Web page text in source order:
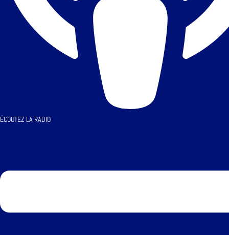
ÉCOUTEZ LA RADIO